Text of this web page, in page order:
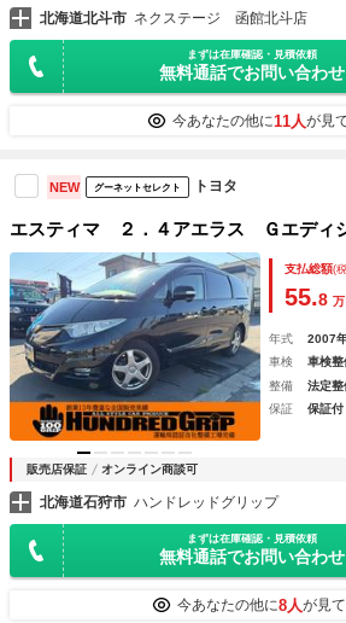
北海道北斗市 ネクステージ 函館北斗店
まずは在庫確認・見積依頼
無料通話でお問い合わせ
今あなたの他に11人が見
NEW グーネットセレクト トヨタ
エスティマ ２．４アエラス Ｇエディ
支払総額(
55.8 万
年式 2007
車検
車検整
整備
法定整
保証
保証
販売店保証 オンライン商談可
北海道石狩市 ハンドレッドグリップ
まずは在庫確認・見積依頼
無料通話でお問い合わせ
今あなたの他に8人が見